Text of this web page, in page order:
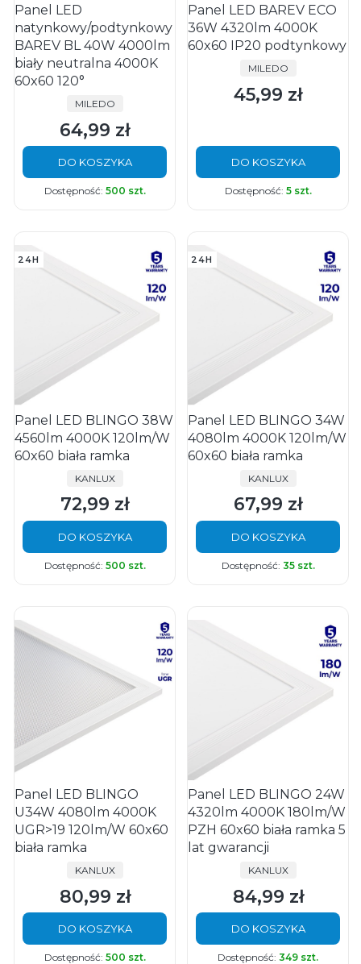
Panel LED
natynkowy/podtynkowy
BAREV BL 40W 4000lm
biały neutralna 4000K
60x60 120°
PRODUCENT
MILEDO
Cena
64,99 zł
DO KOSZYKA
Dostępność: 500 szt.
Panel LED BAREV ECO
36W 4320lm 4000K
60x60 IP20 podtynkowy
PRODUCENT
MILEDO
Cena
45,99 zł
DO KOSZYKA
Dostępność: 5 szt.
24H
Panel LED BLINGO 38W
4560lm 4000K 120lm/W
60x60 biała ramka
PRODUCENT
KANLUX
Cena
72,99 zł
DO KOSZYKA
Dostępność: 500 szt.
24H
Panel LED BLINGO 34W
4080lm 4000K 120lm/W
60x60 biała ramka
PRODUCENT
KANLUX
Cena
67,99 zł
DO KOSZYKA
Dostępność: 35 szt.
Panel LED BLINGO
U34W 4080lm 4000K
UGR>19 120lm/W 60x60
biała ramka
PRODUCENT
KANLUX
Cena
80,99 zł
DO KOSZYKA
Dostępność: 500 szt.
Panel LED BLINGO 24W
4320lm 4000K 180lm/W
PZH 60x60 biała ramka 5
lat gwarancji
PRODUCENT
KANLUX
Cena
84,99 zł
DO KOSZYKA
Dostępność: 349 szt.